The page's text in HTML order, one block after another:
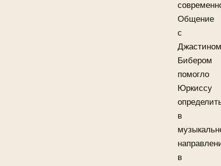
Общение
с
Джастином
Бибером
помогло
Юркиссу
в
в